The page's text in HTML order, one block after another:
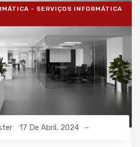
- SERVIÇOS INFORMÁTICA
17 De Abril, 2024